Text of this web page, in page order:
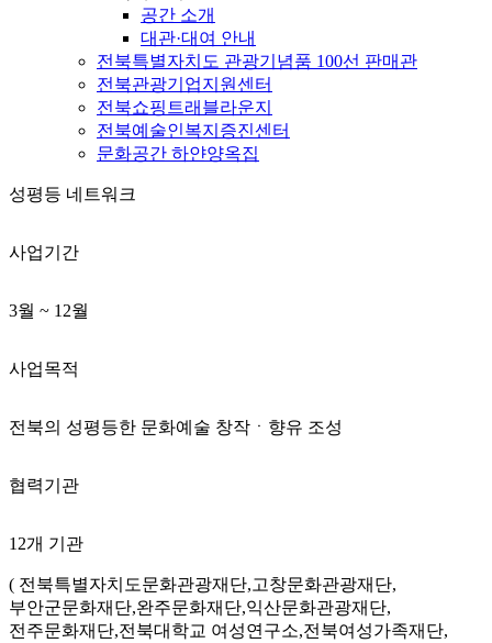
공간 소개
대관·대여 안내
전북특별자치도 관광기념품 100선 판매관
전북관광기업지원센터
전북쇼핑트래블라운지
전북예술인복지증진센터
문화공간 하얀양옥집
성평등 네트워크
사업기간
3월 ~ 12월
사업목적
전북의 성평등한 문화예술 창작ㆍ향유 조성
협력기관
12개 기관
( 전북특별자치도문화관광재단,고창문화관광재단,
부안군문화재단,완주문화재단,익산문화관광재단,
전주문화재단,전북대학교 여성연구소,전북여성가족재단,